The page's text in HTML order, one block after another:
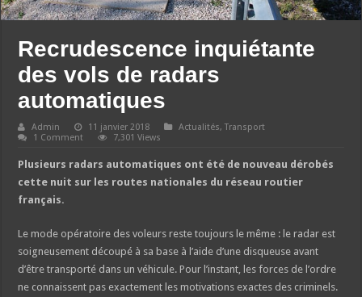
Recrudescence inquiétante
des vols de radars
automatiques
Admin 11 janvier 2018 Actualités,Transport
1 Comment
7,301 Views
Plusieurs radars automatiques ont été de nouveau dérobés
cette nuit sur les routes nationales du réseau routier
français.
Le mode opératoire des voleurs reste toujours le même : le radar est
soigneusement découpé à sa base à l’aide d’une disqueuse avant
d’être transporté dans un véhicule. Pour l’instant, les forces de l’ordre
ne connaissent pas exactement les motivations exactes des criminels.